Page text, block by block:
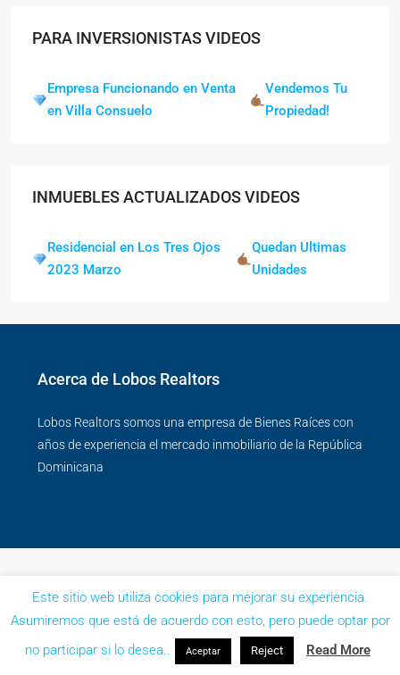
PARA INVERSIONISTAS VIDEOS
Empresa Funcionando en Venta
en Villa Consuelo
Vendemos Tu
Propiedad!
INMUEBLES ACTUALIZADOS VIDEOS
Residencial en Los Tres Ojos
2023 Marzo
Quedan Ultimas
Unidades
Acerca de Lobos Realtors
Lobos Realtors somos una empresa de Bienes Raíces con
años de experiencia el mercado inmobiliario de la República
Dominicana
Este sitio web utiliza cookies para mejorar su experiencia.
Asumiremos que está de acuerdo con esto, pero puede optar por
no participar si lo desea..
Aceptar Reject Read More